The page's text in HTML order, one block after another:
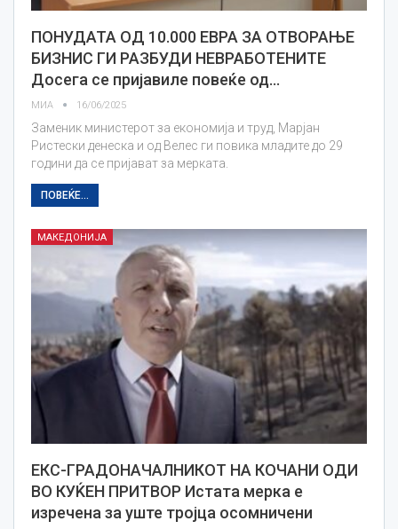
ПОНУДАТА ОД 10.000 ЕВРА ЗА ОТВОРАЊЕ
БИЗНИС ГИ РАЗБУДИ НЕВРАБОТЕНИТЕ
Досега се пријавиле повеќе од…
МИА 16/06/2025
Заменик министерот за економија и труд, Марјан
Ристески денеска и од Велес ги повика младите до 29
години да се пријават за мерката.
ПОВЕЌЕ...
МАКЕДОНИЈА
ЕКС-ГРАДОНАЧАЛНИКОТ НА КОЧАНИ ОДИ
ВО КУЌЕН ПРИТВОР Истата мерка е
изречена за уште тројца осомничени